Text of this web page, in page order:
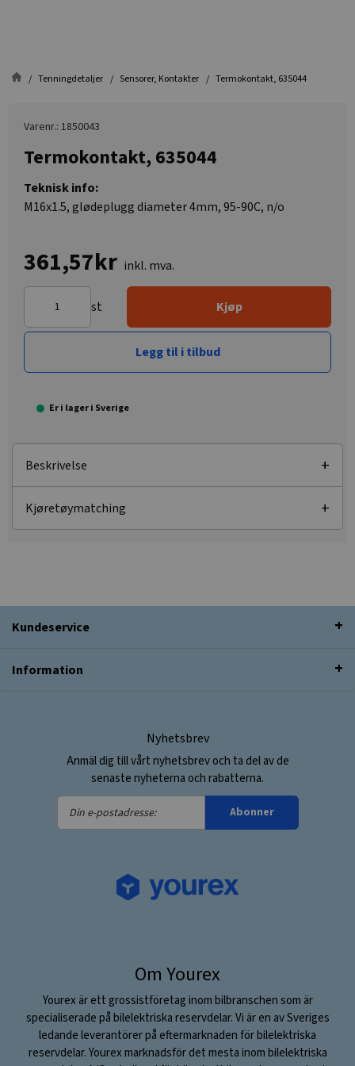
Tenningdetaljer Sensorer, Kontakter Termokontakt, 635044
Varenr.: 1850043
Termokontakt, 635044
Teknisk info:
M16x1.5, glødeplugg diameter 4mm, 95-90C, n/o
361,57kr inkl. mva.
st Kjøp
Legg til i tilbud
Er i lager i Sverige
Beskrivelse
Kjøretøymatching
Kundeservice
Information
Nyhetsbrev
Anmäl dig till vårt nyhetsbrev och ta del av de
senaste nyheterna och rabatterna.
Din
e-
Abonner
Om Yourex
Yourex är ett grossistföretag inom bilbranschen som är
specialiserade på bilelektriska reservdelar. Vi är en av Sveriges
ledande leverantörer på eftermarknaden för bilelektriska
reservdelar. Yourex marknadsför det mesta inom bilelektriska